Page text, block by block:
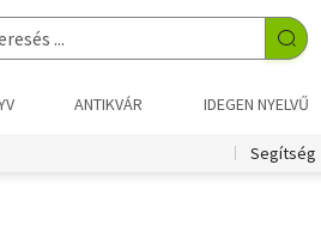
ANTIKVÁR IDEGEN NYELVŰ
Segítség